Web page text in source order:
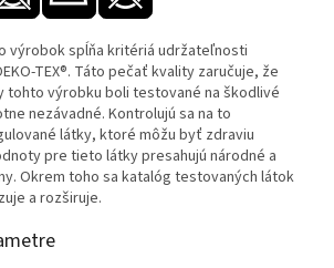
výrobok spĺňa kritériá udržateľnosti
TEX®. Táto pečať kvality zaručuje, že
tohto výrobku boli testované na škodlivé
nezávadné. Kontrolujú sa na to
látky, ktoré môžu byť zdraviu
pre tieto látky presahujú národné a
Okrem toho sa katalóg testovaných látok
a rozširuje.